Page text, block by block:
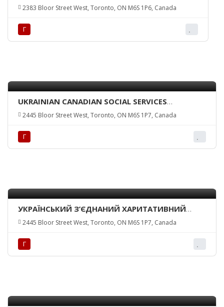
2383 Bloor Street West, Toronto, ON M6S 1P6, Canada
Г
UKRAINIAN CANADIAN SOCIAL SERVICES
(TORONTO) INC.
2445 Bloor Street West, Toronto, ON M6S 1P7, Canada
Г
УКРАЇНСЬКИЙ З’ЄДНАНИЙ ХАРИТАТИВНИЙ
ФОНД/UNITED UKR. CHARITABLE TRUST
2445 Bloor Street West, Toronto, ON M6S 1P7, Canada
Г